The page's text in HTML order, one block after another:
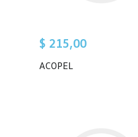
$ 215,00
ACOPEL